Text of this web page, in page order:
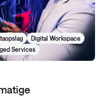
Digital Workspace
Services